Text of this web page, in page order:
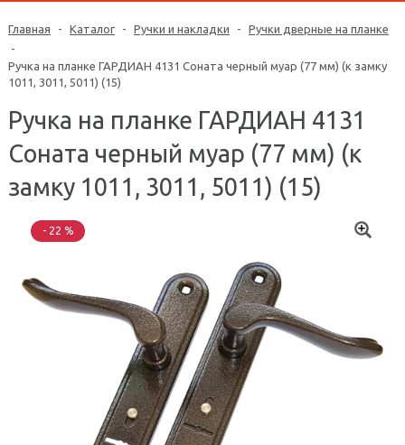
Главная - Каталог - Ручки и накладки -
Ручки дверные на планке
-
Ручка на планке ГАРДИАН 4131 Соната черный муар (77 мм) (к замку
1011, 3011, 5011) (15)
Ручка на планке ГАРДИАН 4131
Соната черный муар (77 мм) (к
замку 1011, 3011, 5011) (15)
- 22 %